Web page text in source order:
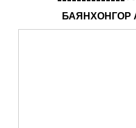
БАЯНХОНГОР